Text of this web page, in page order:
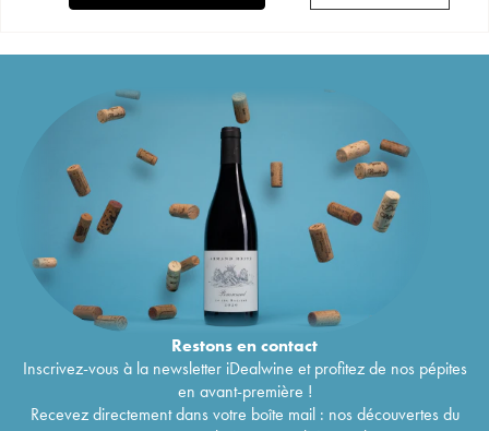
Restons encontact
Inscrivez-vous à la newsletter iDealwine et profitez de nos pépites
en avant-première !
Recevez directement dans votre boîte mail : nos découvertes du